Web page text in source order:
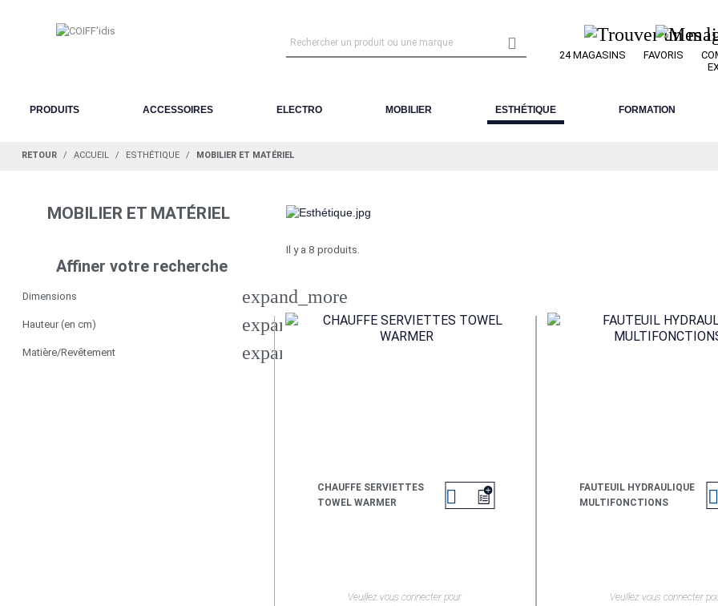

24 MAGASINS FAVORIS
PRODUITS ACCESSOIRES ELECTRO MOBILIER ESTHÉTIQUE FORMATION
RETOUR ACCUEIL ESTHÉTIQUE MOBILIER ET MATÉRIEL
MOBILIER ET MATÉRIEL
Affiner votre recherche
Dimensions expand_more
Hauteur (en cm) expand_more
Matière/Revêtement expand_more
Il y a 8 produits.
CHAUFFE SERVIETTES
TOWEL WARMER

Veuillez vous connecter pour
EN SAVOIR +
FAUTEUIL HYDRAULIQUE
MULTIFONCTIONS

Veuillez vous connecter
EN SAVOIR +